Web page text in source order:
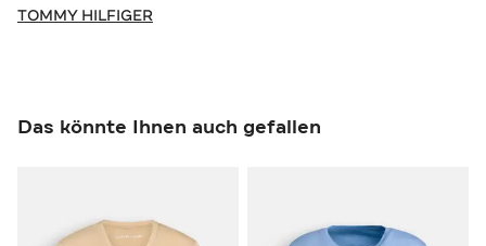
TOMMY HILFIGER
Das könnte Ihnen auch gefallen